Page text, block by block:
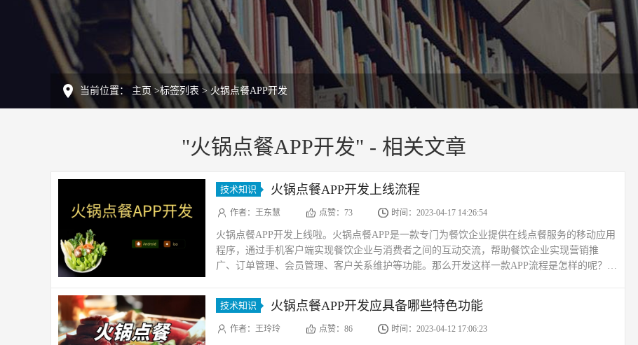
当前位置： 主页>标签列表 >火锅点餐APP开发
"火锅点餐APP开发" - 相关文章
技术知识 火锅点餐APP开发上线流程
作者：王东慧 点赞：73 时间：2023-04-17 14:26:54
火锅点餐APP开发上线啦。火锅点餐APP是一款专门为餐饮企业提供在线点餐服务的移动应用
程序，通过手机客户端实现餐饮企业与消费者之间的互动交流，帮助餐饮企业实现营销推
广、订单管理、会员管理、客户关系维护等功能。那么开发这样一款APP流程是怎样的呢？火
技术知识 火锅点餐APP开发应具备哪些特色功能
作者：王玲玲 点赞：86 时间：2023-04-12 17:06:23